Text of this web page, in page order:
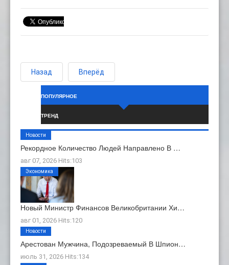
Назад Вперёд
ПОПУЛЯРНОЕ
ТРЕНД
Рекордное Количество Людей Направлено В …
авг 07, 2026 Hits:103
Новости
Новый Министр Финансов Великобритании Хи…
авг 01, 2026 Hits:120
Экономика
Арестован Мужчина, Подозреваемый В Шпион…
июль 31, 2026 Hits:134
Новости